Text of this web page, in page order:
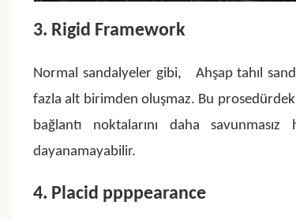
3. Rigid Framework
Normal sandalyeler gibi, Ahşap tahıl
fazla alt birimden oluşmaz. Bu
bağlantı noktalarını daha
dayanamayabilir.
4. Placid ppppearance